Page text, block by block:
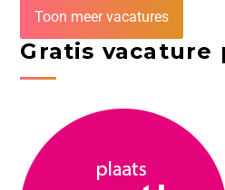
Toon meer vacatures
Gratis vacature